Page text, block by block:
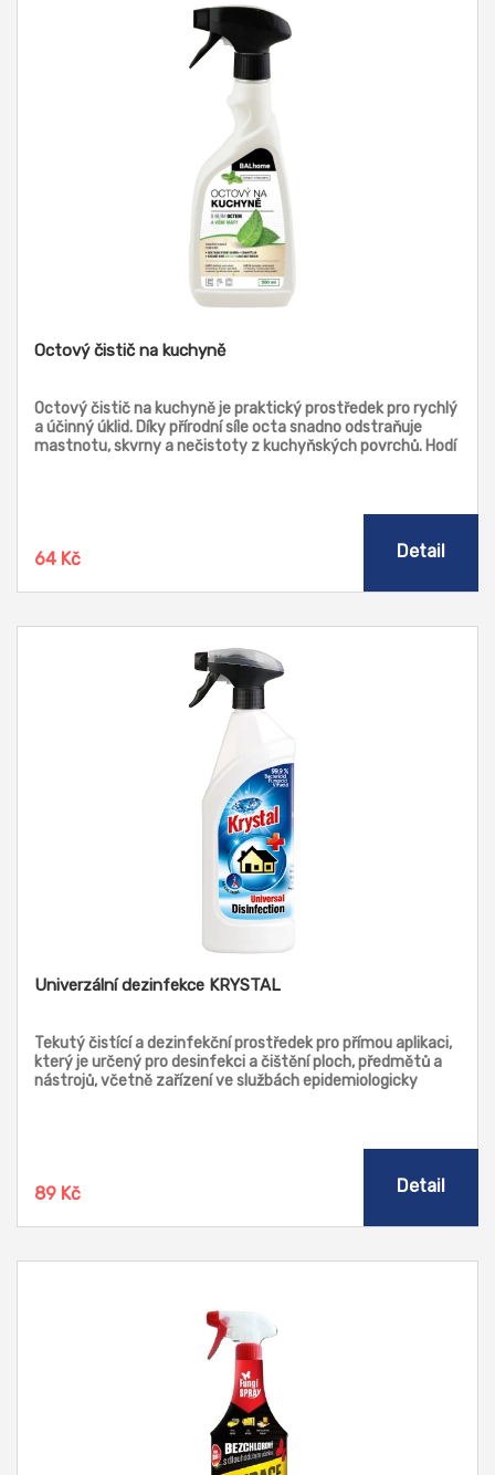
Octový čistič na kuchyně
Octový čistič na kuchyně je praktický prostředek pro rychlý
a účinný úklid. Díky přírodní síle octa snadno odstraňuje
mastnotu, skvrny a nečistoty z kuchyňských povrchů. Hodí
64 Kč Detail
Univerzální dezinfekce KRYSTAL
Tekutý čistící a dezinfekční prostředek pro přímou aplikaci,
který je určený pro desinfekci a čištění ploch, předmětů a
nástrojů, včetně zařízení ve službách epidemiologicky
virucidním) a krátkou dobou působení (1 minuta). Současně
zabezpečuje i umytí povrchu. Neobsahuje chlór a
mikroorganismů.
89 Kč Detail